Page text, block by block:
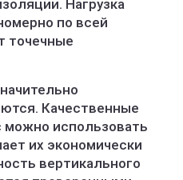
Нагрузка
по всей
точечные
Качественные
использовать
их экономически
вертикального